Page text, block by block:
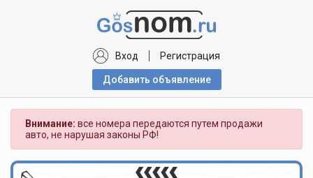
Вход Регистрация
Добавить объявлениe
Внимание: все номера передаются путем продажи
авто, не нарушая законы РФ!